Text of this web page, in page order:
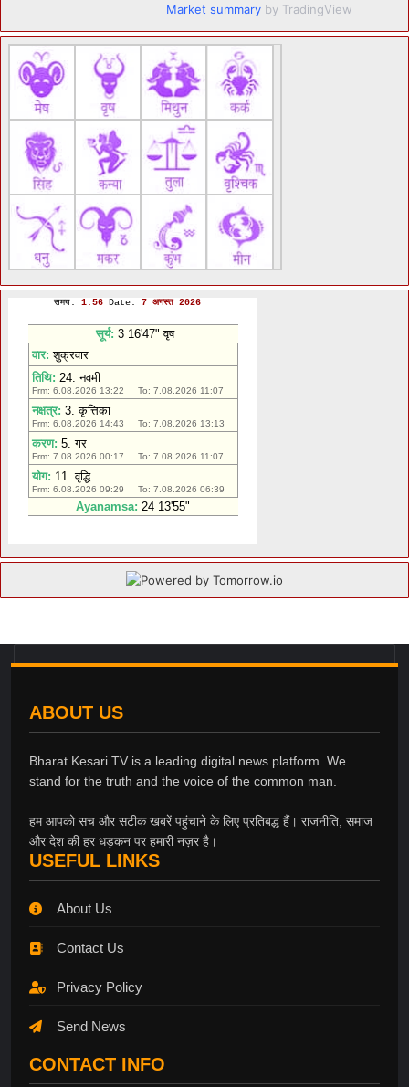
Market summary by TradingView
ABOUT US
Bharat Kesari TV is a leading digital news platform. We
stand for the truth and the voice of the common man.
हम आपको सच और सटीक खबरें पहुंचाने के लिए प्रतिबद्ध हैं। राजनीति, समाज
और देश की हर धड़कन पर हमारी नज़र है।
USEFUL LINKS
About Us
Contact Us
Privacy Policy
Send News
CONTACT INFO